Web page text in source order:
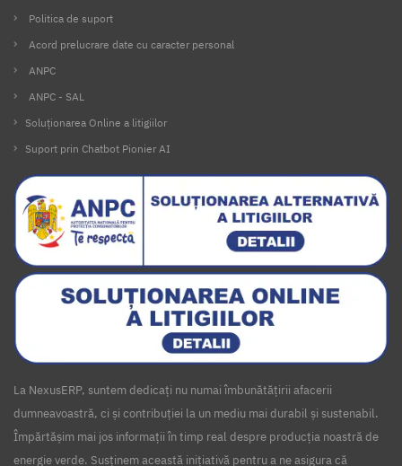
Politica de suport
Acord prelucrare date cu caracter personal
ANPC
ANPC - SAL
Soluționarea Online a litigiilor
Suport prin Chatbot Pionier AI
La NexusERP, suntem dedicați nu numai îmbunătățirii afacerii
dumneavoastră, ci și contribuției la un mediu mai durabil și sustenabil.
Împărtășim mai jos informații în timp real despre producția noastră de
energie verde. Susținem această inițiativă pentru a ne asigura că